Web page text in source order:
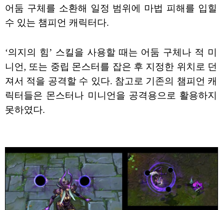
어둠 구체를 소환해 일정 범위에 마법 피해를 입힐
수 있는 챔피언 캐릭터다.
‘의지의 힘’ 스킬을 사용할 때는 어둠 구체나 적 미
니언, 또는 중립 몬스터를 잡은 후 지정한 위치로 던
져서 적을 공격할 수 있다. 참고로 기존의 챔피언 캐
릭터들은 몬스터나 미니언을 공격용으로 활용하지
못하였다.